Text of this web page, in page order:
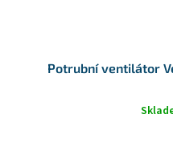
Potrubní ventilátor